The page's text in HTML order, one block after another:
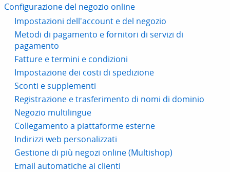
Configurazione del negozio online
Impostazioni dell'account e del negozio
Metodi di pagamento e fornitori di servizi di
pagamento
Fatture e termini e condizioni
Impostazione dei costi di spedizione
Sconti e supplementi
Registrazione e trasferimento di nomi di dominio
Negozio multilingue
Collegamento a piattaforme esterne
Indirizzi web personalizzati
Gestione di più negozi online (Multishop)
Email automatiche ai clienti